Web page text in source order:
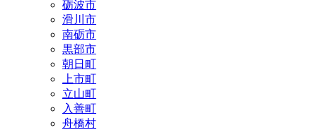
砺波市
滑川市
南砺市
黒部市
朝日町
上市町
立山町
入善町
舟橋村